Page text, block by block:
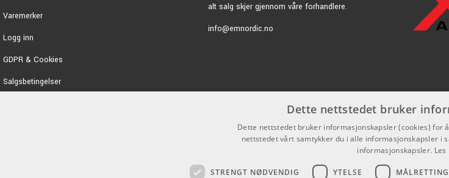
Varemerker
Logg inn
GDPR & Cookies
Salgsbetingelser
alt salg skjer gjennom våre forhandlere.
info@emnordic.no
Dette nettstedet bruker
Dette nettstedet bruker informasjonskapsler (cookies) for
nettstedet vårt samtykker du i alle informasjonskapsler i
informasjonskapsler. Les
STRENGT NØDVENDIG YTELSE MÅLRETTING